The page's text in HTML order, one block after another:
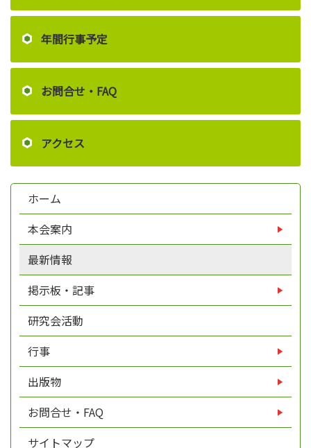
年間行事予定
お問合せ・FAQ
アクセス
ホーム
本会案内
最新情報
掲示板・記事
研究会活動
行事
出版物
お問合せ・FAQ
サイトマップ